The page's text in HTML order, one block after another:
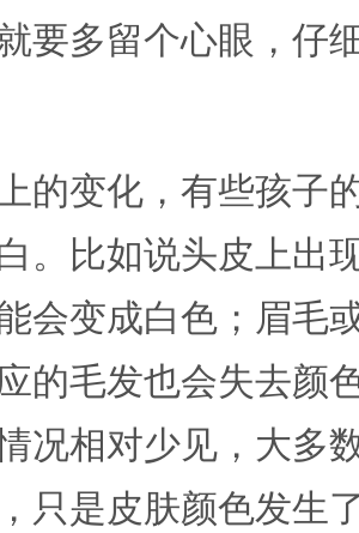
要多留个心眼，仔
的变化，有些孩子
。比如说头皮上出
会变成白色；眉毛
的毛发也会失去颜
况相对少见，大多
只是皮肤颜色发生